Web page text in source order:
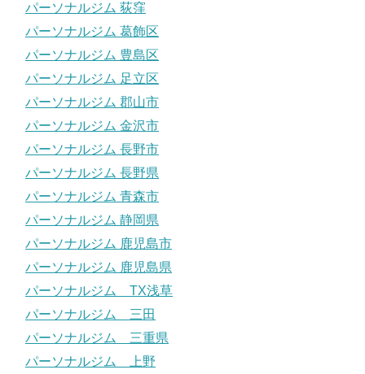
パーソナルジム 荻窪
パーソナルジム 葛飾区
パーソナルジム 豊島区
パーソナルジム 足立区
パーソナルジム 郡山市
パーソナルジム 金沢市
パーソナルジム 長野市
パーソナルジム 長野県
パーソナルジム 青森市
パーソナルジム 静岡県
パーソナルジム 鹿児島市
パーソナルジム 鹿児島県
パーソナルジム TX浅草
パーソナルジム 三田
パーソナルジム 三重県
パーソナルジム 上野